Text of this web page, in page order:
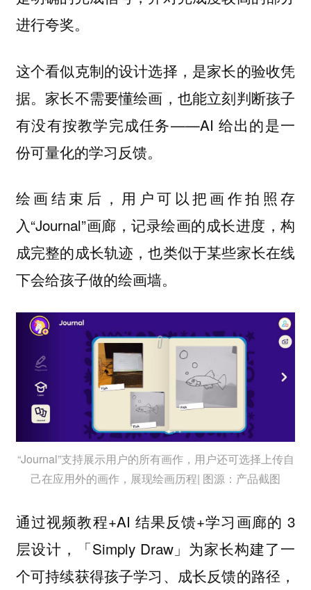
进行夸奖。
这个看似克制的设计选择，是家长的验收凭
据。家长不需要懂绘画，也能立刻判断孩子
有没有按教学完成任务——AI 给出的是一
份可量化的学习反馈。
绘画结束后，用户可以把画作拍照存
入“Journal”画廊，记录绘画的成长进度，构
成完整的成长轨迹，也类似于某些家长在线
下会给孩子做的绘画墙。
“Journal”支持展示用户的所有画作，用户还可选择上传自
己在应用外的画作，展现绘画历程| 图源：产品截图
通过视频教程+AI 结果反馈+学习画廊的 3
层设计，「Simply Draw」为家长构建了一
个可持续获得孩子学习、成长反馈的路径，